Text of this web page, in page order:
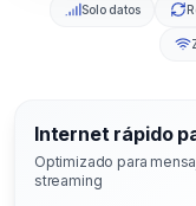
Solo datos
Internet rápido
Optimizado para
streaming